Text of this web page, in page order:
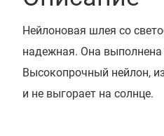
Нейлоновая шлея со
надежная. Она выполнена
Высокопрочный нейлон,
и не выгорает на солнце.